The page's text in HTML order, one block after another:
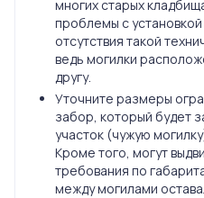
многих старых
проблемы с
отсутствия такой
ведь могилки
другу.
Уточните размеры
забор, который будет
участок (чужую
Кроме того, могут
требования по
между могилами